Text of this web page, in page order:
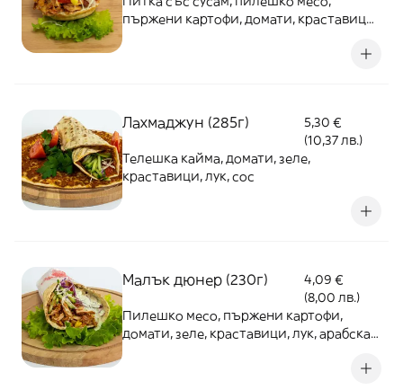
пържени картофи, домати, краставици,
Лахмаджун (285г)
5,30 €
(10,37 лв.)
Телешка кайма, домати, зеле,
краставици, лук, сос
Малък дюнер (230г)
4,09 €
(8,00 лв.)
Пилешко месо, пържени картофи,
домати, зеле, краставици, лук, арабска